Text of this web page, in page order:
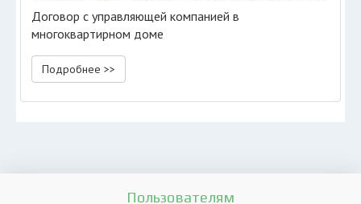
Договор с управляющей компанией в
многоквартирном доме
Подробнее >>
Пользователям